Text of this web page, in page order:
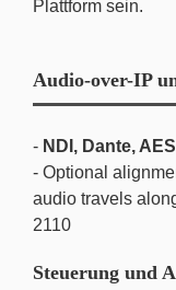
Plattform sein.
Audio-over-IP
- NDI, Dante,
- Optional
audio travels
2110
Steuerung und